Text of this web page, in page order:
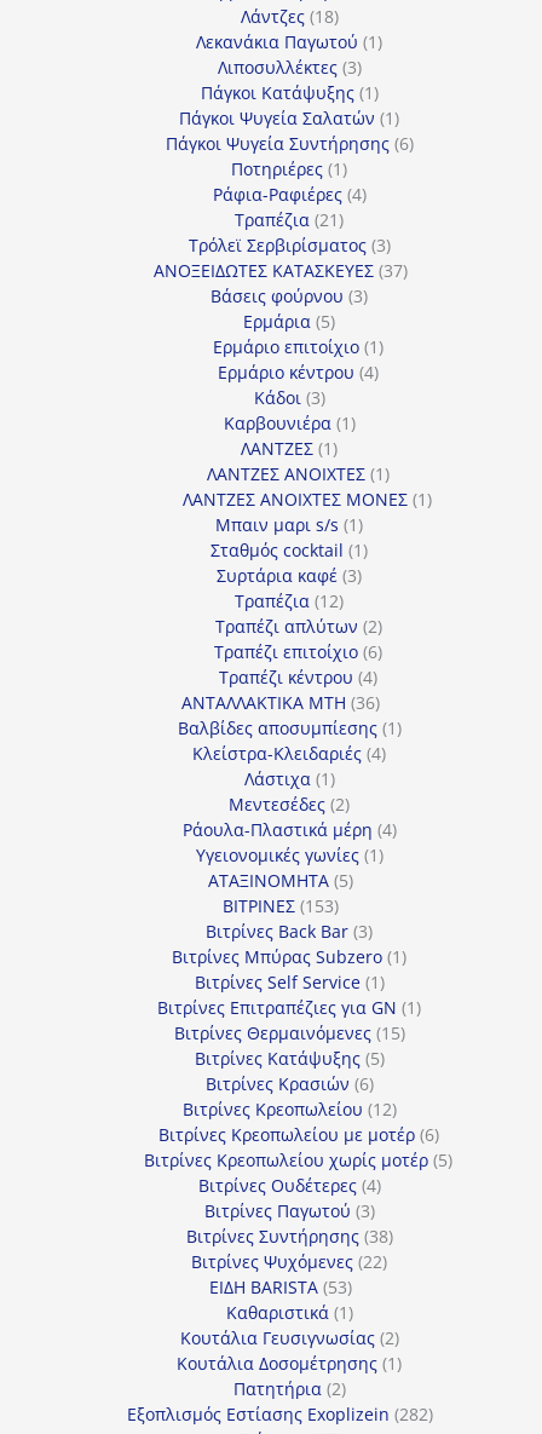
Λάντζες 1818
προϊόντα
Λεκανάκια Παγωτού 11
Λιποσυλλέκτες 33
προϊόντα
Πάγκοι Κατάψυξης 11
προϊόν
Πάγκοι Ψυγεία Σαλατών 11
προϊόν
Πάγκοι Ψυγεία Συντήρησης 66
Ποτηριέρες 11
προϊόν
Ράφια-Ραφιέρες 44
Τραπέζια 2121
προϊόντα
Τρόλεϊ Σερβιρίσματος 33
προϊόντα
ΑΝΟΞΕΙΔΩΤΕΣ ΚΑΤΑΣΚΕΥΕΣ 3737
Βάσεις φούρνου 33
Ερμάρια 55
προϊόντα
Ερμάριο επιτοίχιο 11
προϊόν
Ερμάριο κέντρου 44
Κάδοι 33
προϊόντα
Καρβουνιέρα 11
ΛΑΝΤΖΕΣ 11
προϊόν
ΛΑΝΤΖΕΣ ΑΝΟΙΧΤΕΣ 11
προϊόν
ΛΑΝΤΖΕΣ ΑΝΟΙΧΤΕΣ ΜΟΝΕΣ 11
Μπαιν μαρι s/s 11
προϊόν
Σταθμός cocktail 11
Συρτάρια καφέ 33
Τραπέζια 1212
προϊόντα
Τραπέζι απλύτων 22
προϊόντα
Τραπέζι επιτοίχιο 66
προϊόντα
Τραπέζι κέντρου 44
προϊόντα
ΑΝΤΑΛΛΑΚΤΙΚΑ MTH 3636
προϊόντα
Βαλβίδες αποσυμπίεσης 11
Κλείστρα-Κλειδαριές 44
Λάστιχα 11
προϊόν
Μεντεσέδες 22
προϊόντα
Ράουλα-Πλαστικά μέρη 44
Υγειονομικές γωνίες 11
ΑΤΑΞΙΝΟΜΗΤΑ 55
ΒΙΤΡΙΝΕΣ 153153
προϊόντα
Βιτρίνες Back Bar 33
προϊόντα
Βιτρίνες Mπύρας Subzero 11
Βιτρίνες Self Service 11
προϊόν
Βιτρίνες Επιτραπέζιες για GN 11
Βιτρίνες Θερμαινόμενες 1515
Βιτρίνες Κατάψυξης 55
Βιτρίνες Κρασιών 66
προϊόντα
Βιτρίνες Κρεοπωλείου 1212
προϊόντα
Βιτρίνες Κρεοπωλείου με μοτέρ 66
προϊόντα
Βιτρίνες Κρεοπωλείου χωρίς μοτέρ 55
Βιτρίνες Ουδέτερες 44
προϊόντα
Βιτρίνες Παγωτού 33
προϊόντα
Βιτρίνες Συντήρησης 3838
προϊόντα
Βιτρίνες Ψυχόμενες 2222
ΕΙΔΗ BARISTA 5353
προϊόντα
Καθαριστικά 11
προϊόν
Κουτάλια Γευσιγνωσίας 22
προϊόντα
Κουτάλια Δοσομέτρησης 11
Πατητήρια 22
προϊόντα
Εξοπλισμός Εστίασης Exoplizein 282282